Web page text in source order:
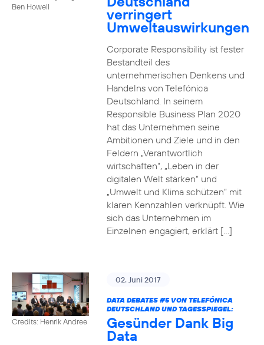
Ben Howell
verringert
Umweltauswirkungen
Corporate Responsibility ist fester
Bestandteil des
unternehmerischen Denkens und
Handelns von Telefónica
Deutschland. In seinem
Responsible Business Plan 2020
hat das Unternehmen seine
Ambitionen und Ziele und in den
Feldern „Verantwortlich
wirtschaften“, „Leben in der
digitalen Welt stärken“ und
„Umwelt und Klima schützen“ mit
klaren Kennzahlen verknüpft. Wie
sich das Unternehmen im
Einzelnen engagiert, erklärt […]
Credits: Henrik Andree
02. Juni 2017
DATA DEBATES #5VON TELEFÓNICA
DEUTSCHLAND UND TAGESSPIEGEL:
Gesünder Dank Big
Data